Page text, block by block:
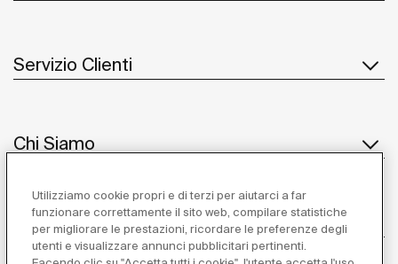
Servizio Clienti
Chi Siamo
Ispirazione
Utilizziamo cookie propri e di terzi per aiutarci a far
funzionare correttamente il sito web, compilare statistiche
per migliorare le prestazioni, ricordare le preferenze degli
utenti e visualizzare annunci pubblicitari pertinenti.